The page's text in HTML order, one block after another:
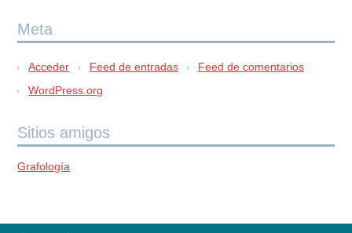
Meta
Acceder Feed de entradas
Feed de comentarios
WordPress.org
Sitios amigos
Grafología